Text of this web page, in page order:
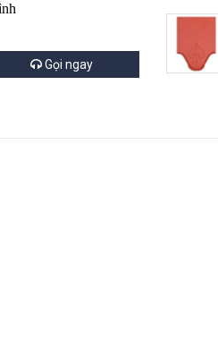
Gọi ngay